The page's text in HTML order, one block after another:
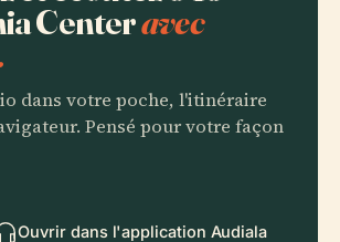
Centeravec
dans votre poche, l'itinéraire
Pensé pour votre façon
Ouvrir dans l'application Audiala